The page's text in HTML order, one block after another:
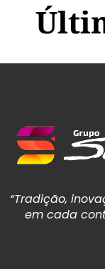
“Tradição,
em cada